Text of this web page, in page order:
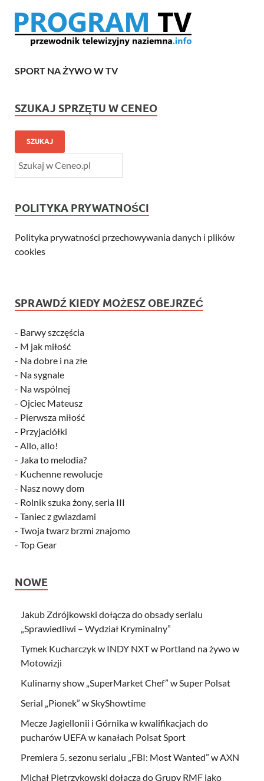
SPORT NA ŻYWO W TV
SZUKAJ SPRZĘTU W CENEO
SZUKAJ
POLITYKA PRYWATNOŚCI
Polityka prywatności przechowywania danych i plików
cookies
SPRAWDŹ KIEDY MOŻESZ OBEJRZEĆ
- Barwy szczęścia
- M jak miłość
- Na dobre i na złe
- Na sygnale
- Na wspólnej
- Ojciec Mateusz
- Pierwsza miłość
- Przyjaciółki
- Allo, allo!
- Jaka to melodia?
- Kuchenne rewolucje
- Nasz nowy dom
- Rolnik szuka żony, seria III
- Taniec z gwiazdami
- Twoja twarz brzmi znajomo
- Top Gear
NOWE
Jakub Zdrójkowski dołącza do obsady serialu
„Sprawiedliwi – Wydział Kryminalny”
Tymek Kucharczyk w INDY NXT w Portland na żywo w
Motowizji
Kulinarny show „SuperMarket Chef” w Super Polsat
Serial „Pionek” w SkyShowtime
Mecze Jagiellonii i Górnika w kwalifikacjach do
pucharów UEFA w kanałach Polsat Sport
Premiera 5. sezonu serialu „FBI: Most Wanted” w AXN
Michał Pietrzykowski dołącza do Grupy RMF jako